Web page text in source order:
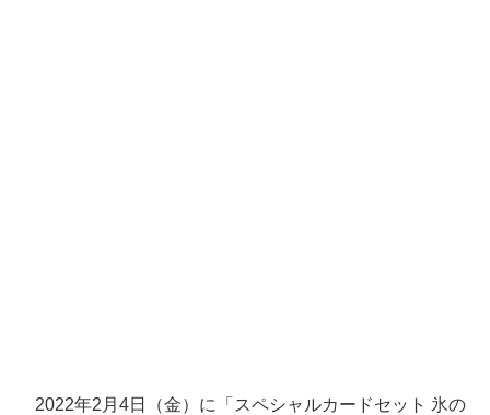
2022年2月4日（金）に「スペシャルカードセット 氷の